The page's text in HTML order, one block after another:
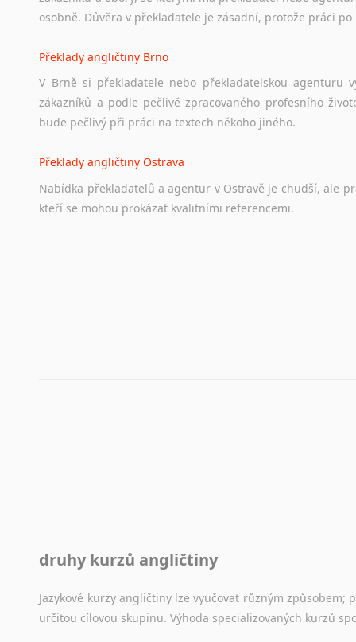
osobně. Důvěra v překladatele je zásadní, protože práci
Překlady angličtiny Brno
V Brně si překladatele nebo překladatelskou agenturu
zákazníků a podle pečlivě zpracovaného profesního
bude pečlivý při práci na textech někoho jiného.
Překlady angličtiny Ostrava
Nabídka překladatelů a agentur v Ostravě je chudší, ale
kteří se mohou prokázat kvalitními referencemi.
druhy kurzů angličtiny
Jazykové kurzy angličtiny lze vyučovat různým
určitou cílovou skupinu. Výhoda specializovaných kurzů